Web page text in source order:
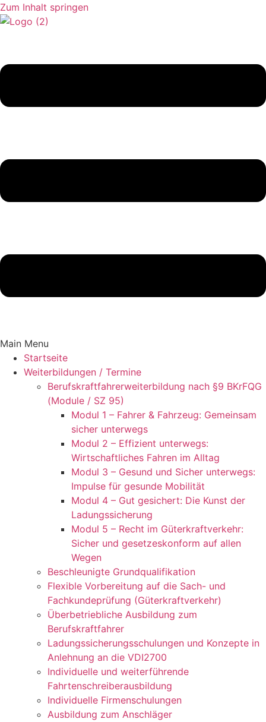
Zum Inhalt springen
Main Menu
Startseite
Weiterbildungen / Termine
Berufskraftfahrer­weiterbildung nach §9 BKrFQG
(Module / SZ 95)
Modul 1 – Fahrer & Fahrzeug: Gemeinsam
sicher unterwegs
Modul 2 – Effizient unterwegs:
Wirtschaftliches Fahren im Alltag
Modul 3 – Gesund und Sicher unterwegs:
Impulse für gesunde Mobilität
Modul 4 – Gut gesichert: Die Kunst der
Ladungssicherung
Modul 5 – Recht im Güterkraftverkehr:
Sicher und gesetzeskonform auf allen
Wegen
Beschleunigte Grundqualifikation
Flexible Vorbereitung auf die Sach- und
Fachkundeprüfung (Güterkraftverkehr)
Überbetriebliche Ausbildung zum
Berufskraftfahrer
Ladungssicherungsschulungen und Konzepte in
Anlehnung an die VDI2700
Individuelle und weiterführende
Fahrtenschreiberausbildung
Individuelle Firmenschulungen
Ausbildung zum Anschläger